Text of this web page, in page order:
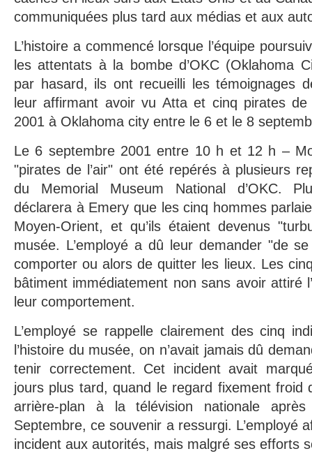
communiquées plus tard aux médias et aux
L’histoire a commencé lorsque l’équipe
les attentats à la bombe d’OKC (Oklahoma
par hasard, ils ont recueilli les témoignages
leur affirmant avoir vu Atta et cinq pirates de
2001 à Oklahoma city entre le 6 et le 8
Le 6 septembre 2001 entre 10 h et 12 h –
"pirates de l’air" ont été repérés à plusieurs
du Memorial Museum National d’OKC.
déclarera à Emery que les cinq hommes
Moyen-Orient, et qu’ils étaient devenus
musée. L’employé a dû leur demander "de
comporter ou alors de quitter les lieux. Les
bâtiment immédiatement non sans avoir attiré
leur comportement.
L’employé se rappelle clairement des cinq
l’histoire du musée, on n’avait jamais dû
tenir correctement. Cet incident avait
jours plus tard, quand le regard fixement froid
arrière-plan à la télévision nationale
Septembre, ce souvenir a ressurgi. L’employé
incident aux autorités, mais malgré ses efforts